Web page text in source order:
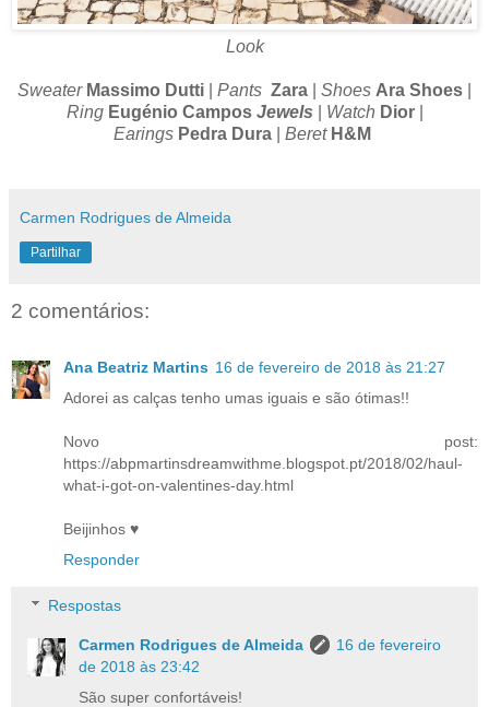
Look
Sweater Massimo Dutti Pants Zara Shoes Ara Shoes
Ring Eugénio Campos Jewels Watch Dior|
Earings Pedra Dura Beret H&M
Carmen Rodrigues de Almeida
Partilhar
2 comentários:
Ana Beatriz Martins 16 de fevereiro de 2018 às 21:27
Adorei as calças tenho umas iguais e são ótimas!!
Novo post:
https://abpmartinsdreamwithme.blogspot.pt/2018/02/haul-
what-i-got-on-valentines-day.html
Beijinhos ♥
Responder
Respostas
Carmen Rodrigues de Almeida
16 de fevereiro
de 2018 às 23:42
São super confortáveis!